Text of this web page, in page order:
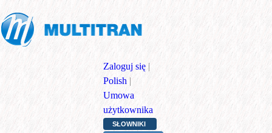
Zaloguj się |
Polish |
Umowa
użytkownika
SŁOWNIKI